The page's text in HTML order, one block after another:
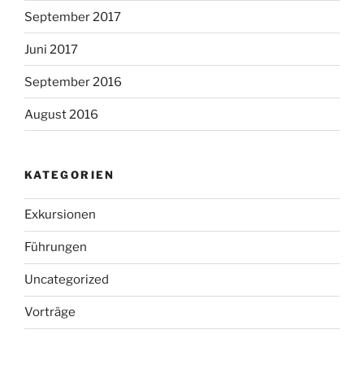
September 2017
Juni 2017
September 2016
August 2016
KATEGORIEN
Exkursionen
Führungen
Uncategorized
Vorträge